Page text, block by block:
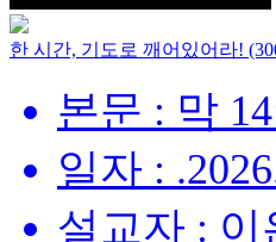
한 시간, 기도로 깨어있어라!
본문 : 막
일자 :
설교자 : 이